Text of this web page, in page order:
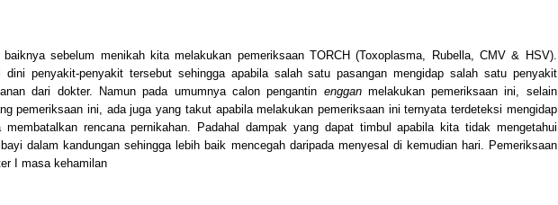
sebelum menikah kita melakukan pemeriksaan TORCH (Toxoplasma, Rubella, CMV & HSV).
dini penyakit-penyakit tersebut sehingga apabila salah satu pasangan mengidap salah satu penyakit
dari dokter. Namun pada umumnya calon pengantin engganmelakukan pemeriksaan ini, selain
pemeriksaan ini, ada juga yang takut apabila melakukan pemeriksaan ini ternyata terdeteksi mengidap
rencana pernikahan. Padahal dampak yang dapat timbul apabila kita tidak mengetahui
dalam kandungan sehingga lebih baik mencegah daripada menyesal di kemudian hari. Pemeriksaan
I masa kehamilan